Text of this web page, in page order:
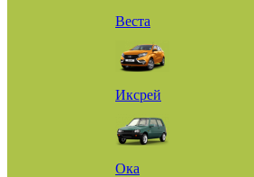
Веста
Иксрей
Ока